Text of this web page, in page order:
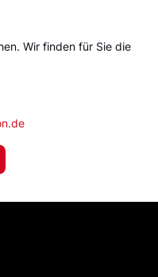
Wir finden für Sie die